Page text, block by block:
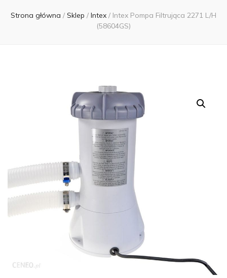
Strona główna / Sklep / Intex / Intex Pompa Filtrująca 2271 L/H
(58604GS)